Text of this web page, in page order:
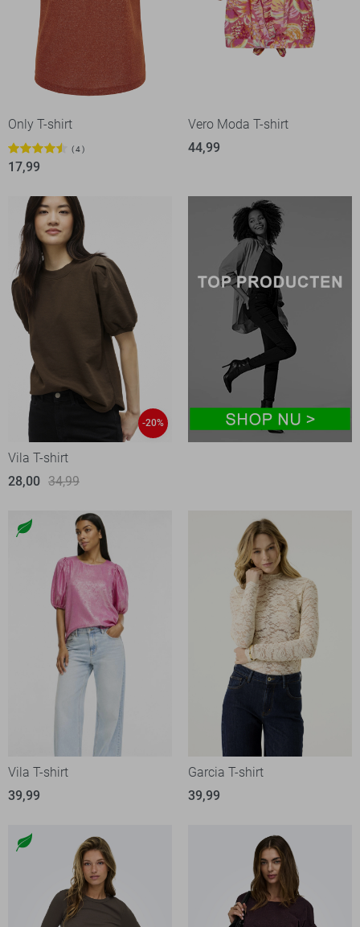
Only T-shirt
4
17,99
Vero Moda T-shirt
44,99
-20%
Vila T-shirt
28,00 34,99
Vila T-shirt
39,99
Garcia T-shirt
39,99